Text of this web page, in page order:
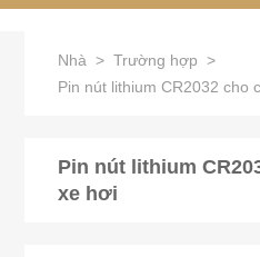
Nhà > Trường hợp >
Pin nút lithium CR2032 cho
Pin nút lithium
xe hơi